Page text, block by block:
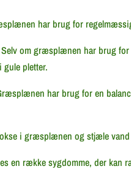
har brug for
Selv om græsplænen har brug
gule pletter.
har brug for en
i græsplænen og stjæle
en række sygdomme, der kan